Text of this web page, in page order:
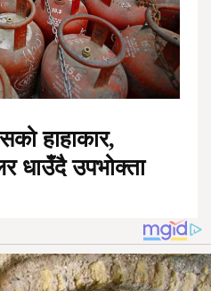
हाहाकार,
धाउँदै उपभोक्ता